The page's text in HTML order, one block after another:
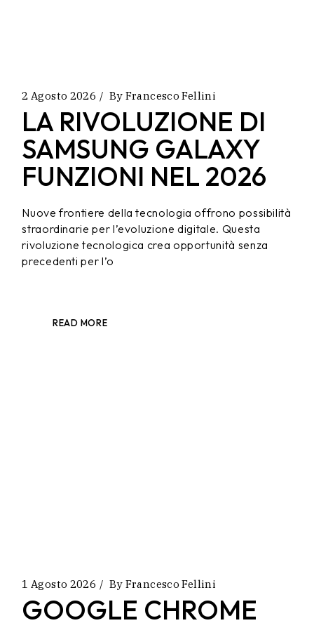
2 Agosto 2026 By Francesco Fellini
LA RIVOLUZIONE DI
SAMSUNG GALAXY
FUNZIONI NEL 2026
Nuove frontiere della tecnologia offrono possibilità
straordinarie per l’evoluzione digitale. Questa
rivoluzione tecnologica crea opportunità senza
precedenti per l’o
READ MORE
1 Agosto 2026 By Francesco Fellini
GOOGLE CHROME